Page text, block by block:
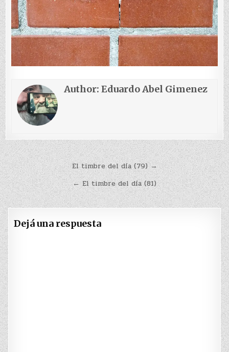
Author:Eduardo Abel Gimenez
Navegación
de
entradas
El timbre del día (79) →
← El timbre del día (81)
Dejá una respuesta